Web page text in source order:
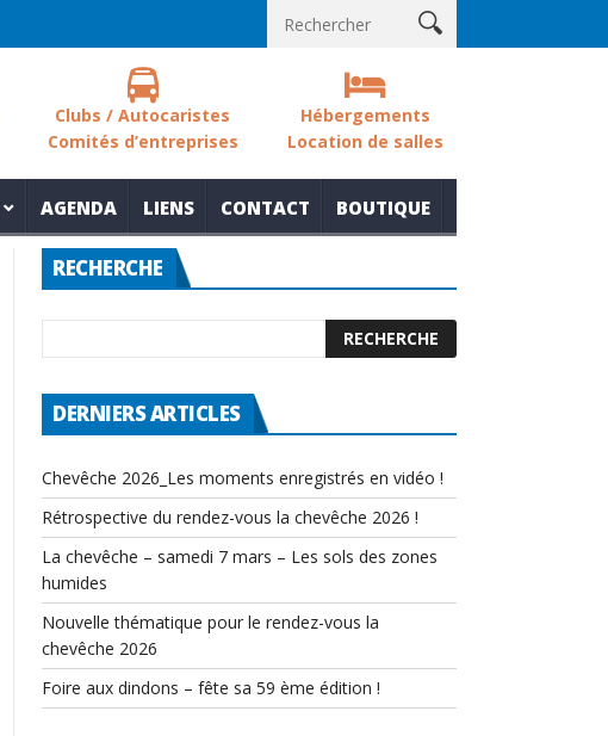
Nouvelle thématique pour le rendez-
Clubs / Autocaristes
Comités d’entreprises
Hébergements
Location de salles
AGENDA LIENS CONTACT BOUTIQUE
RECHERCHE
DERNIERS ARTICLES
Chevêche 2026_Les moments enregistrés en vidéo !
Rétrospective du rendez-vous la chevêche 2026 !
La chevêche – samedi 7 mars – Les sols des zones
humides
Nouvelle thématique pour le rendez-vous la
chevêche 2026
Foire aux dindons – fête sa 59 ème édition !